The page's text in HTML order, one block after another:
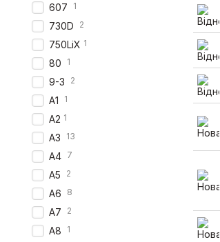
607 1
730D 2
750LiX 1
80 1
9-3 2
A1 1
A2 1
A3 13
A4 7
A5 2
A6 8
A7 2
A8 1